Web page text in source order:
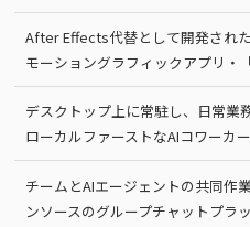
After Effects代替として開発され
モーショングラフィックアプリ・
デスクトップ上に常駐し、日常業
ローカルファーストなAIコワーカ
チームとAIエージェントの共同作
ンソースのグループチャットプラ